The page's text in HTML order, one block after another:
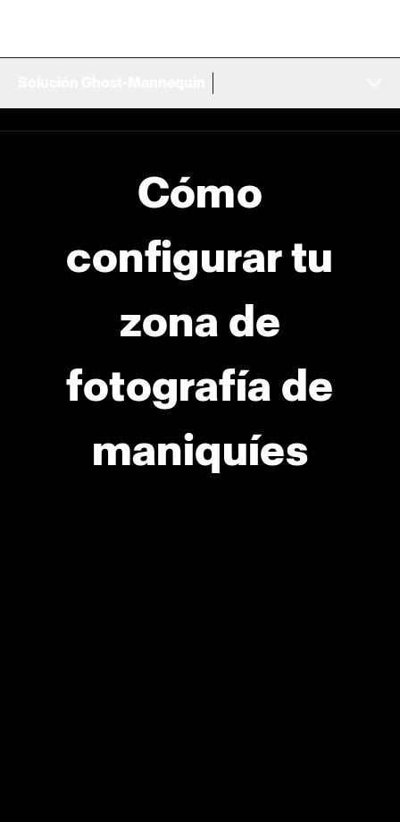
Cómo
configurar tu
zona de
fotografía de
maniquíes